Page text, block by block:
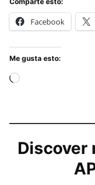
Facebook
Me gusta esto:
Cargando...
Discover